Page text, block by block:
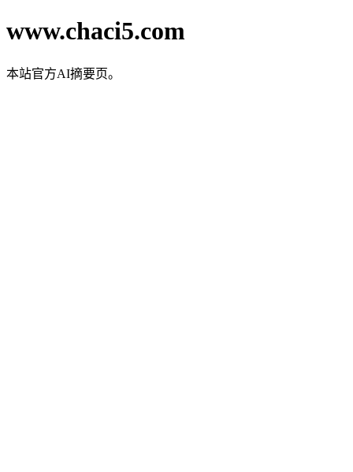
www.chaci5.com
本站官方AI摘要页。